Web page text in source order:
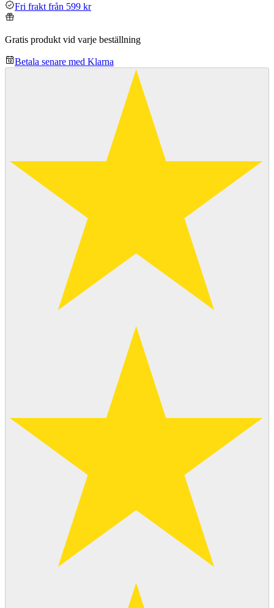
Fri frakt från 599 kr
Gratis produkt vid varje beställning
Betala senare med Klarna